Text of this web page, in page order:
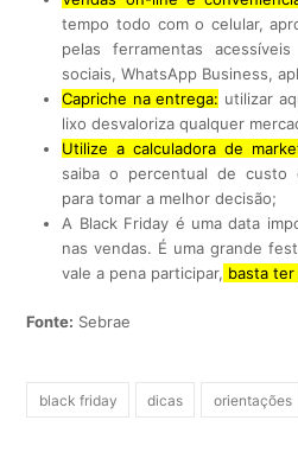
tempo todo com o celular,
pelas ferramentas
sociais, WhatsApp Business,
Capriche na entrega: utilizar
lixo desvaloriza qualquer
Utilize a calculadora de
saiba o percentual de custo
para tomar a melhor decisão;
A Black Friday é uma data
nas vendas. É uma grande
vale a pena participar, basta ter
Fonte: Sebrae
black friday dicas orientações